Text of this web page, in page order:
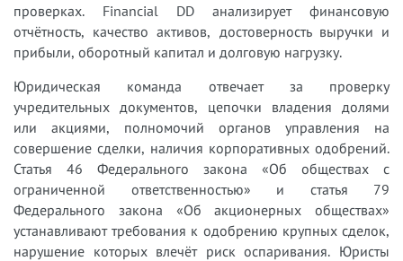
проверках. Financial DD анализирует финансовую
отчётность, качество активов, достоверность выручки и
прибыли, оборотный капитал и долговую нагрузку.
Юридическая команда отвечает за проверку
учредительных документов, цепочки владения долями
или акциями, полномочий органов управления на
совершение сделки, наличия корпоративных одобрений.
Статья 46 Федерального закона «Об обществах с
ограниченной ответственностью» и статья 79
Федерального закона «Об акционерных обществах»
устанавливают требования к одобрению крупных сделок,
нарушение которых влечёт риск оспаривания. Юристы